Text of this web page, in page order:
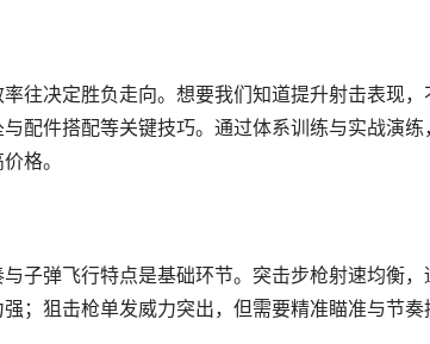
往决定胜负走向。想要我们知道提升射击表现，
配件搭配等关键技巧。通过体系训练与实战演
格。
子弹飞行特点是基础环节。突击步枪射速均衡，
；狙击枪单发威力突出，但需要精准瞄准与节奏